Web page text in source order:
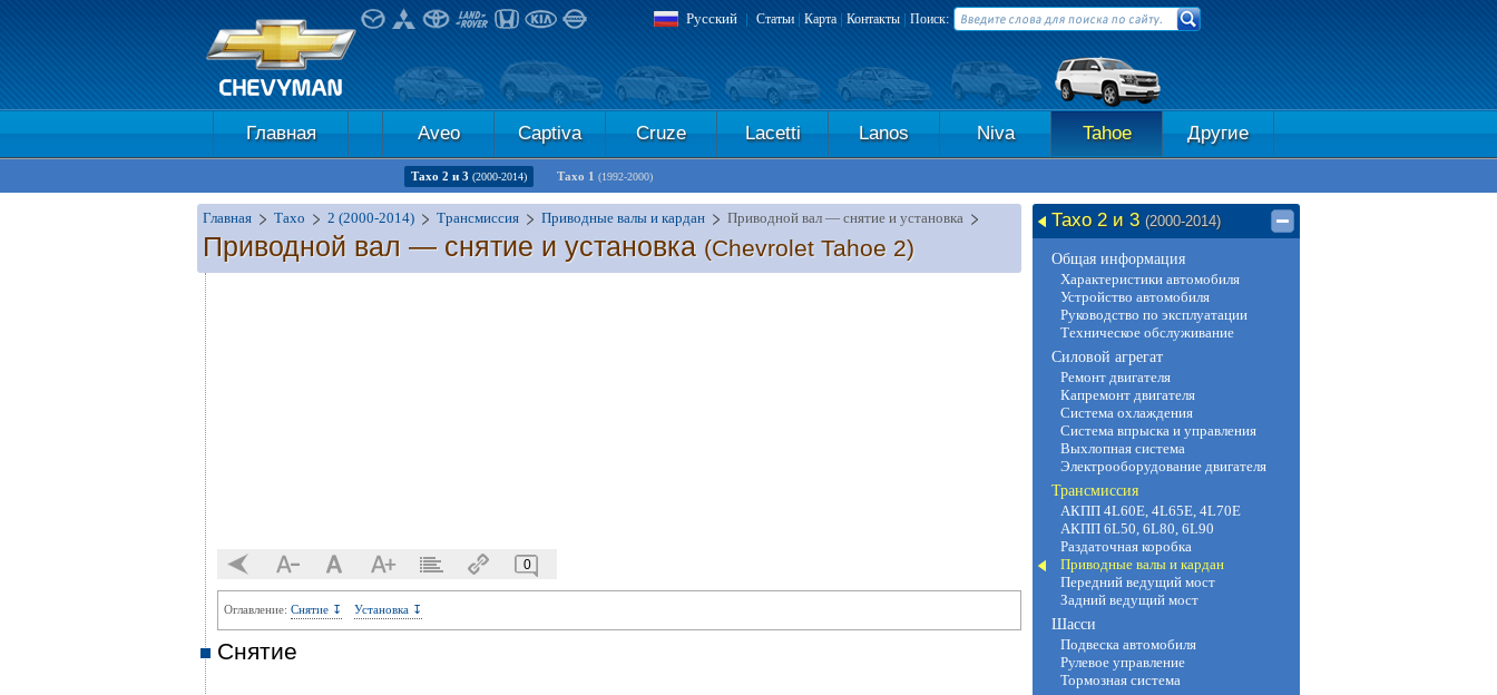
Русский | Статьи | Карта| Контакты | Поиск:
Главная Aveo Captiva Cruze Lacetti Lanos Niva Tahoe Другие
Тахо 2 и 3 (2000-2014) Тахо 1 (1992-2000)
Главная Тахо 2 (2000-2014) Трансмиссия Приводные валы и кардан Приводной вал — снятие и установка
Приводной вал — снятие и установка (Chevrolet Tahoe 2)
0
Оглавление: Снятие ↧ Установка ↧
Снятие
Тахо 2 и 3 (2000-2014)
Общая информация
Характеристики автомобиля
Устройство автомобиля
Руководство по эксплуатации
Техническое обслуживание
Силовой агрегат
Ремонт двигателя
Капремонт двигателя
Система охлаждения
Система впрыска и управления
Выхлопная система
Электрооборудование двигателя
Трансмиссия
АКПП 4L60E, 4L65E, 4L70E
АКПП 6L50, 6L80, 6L90
Раздаточная коробка
Приводные валы и кардан
Передний ведущий мост
Задний ведущий мост
Шасси
Подвеска автомобиля
Рулевое управление
Тормозная система